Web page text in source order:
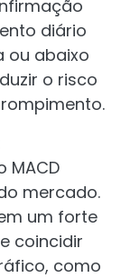
diário
ou abaixo
o risco
MACD
mercado.
um forte
coincidir
como